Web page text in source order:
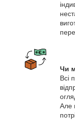
Чи
Всі
Але